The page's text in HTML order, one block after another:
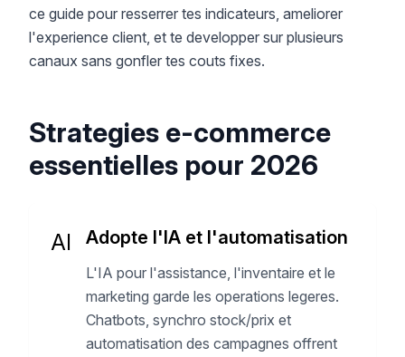
ce guide pour resserrer tes indicateurs, ameliorer
l'experience client, et te developper sur plusieurs
canaux sans gonfler tes couts fixes.
Strategies e-commerce
essentielles pour 2026
AI Adopte l'IA et l'automatisation
L'IA pour l'assistance, l'inventaire et le
marketing garde les operations legeres.
Chatbots, synchro stock/prix et
automatisation des campagnes offrent